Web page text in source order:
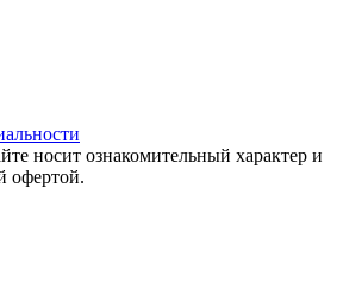
носит ознакомительный характер и
офертой.